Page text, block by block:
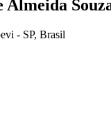
- SP, Brasil